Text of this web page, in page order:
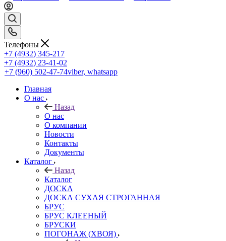
Телефоны
+7 (4932) 345-217
+7 (4932) 23-41-02
+7 (960) 502-47-74viber, whatsapp
Главная
О нас
Назад
О нас
О компании
Новости
Контакты
Документы
Каталог
Назад
Каталог
ДОСКА
ДОСКА СУХАЯ СТРОГАННАЯ
БРУС
БРУС КЛЕЕНЫЙ
БРУСКИ
ПОГОНАЖ (ХВОЯ)